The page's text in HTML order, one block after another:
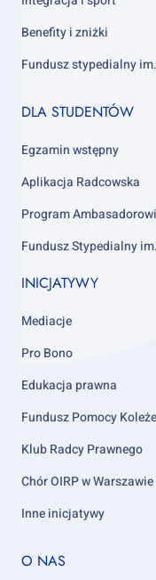
Benefity i zniżki
Fundusz stypedialny
Footer
4
DLA STUDENTÓW
Egzamin wstępny
Aplikacja Radcowska
Program
Fundusz Stypedialny
INICJATYWY
Mediacje
Pro Bono
Edukacja prawna
Fundusz Pomocy
Klub Radcy Prawnego
Chór OIRP w Warszawie
Inne inicjatywy
Footer
O NAS